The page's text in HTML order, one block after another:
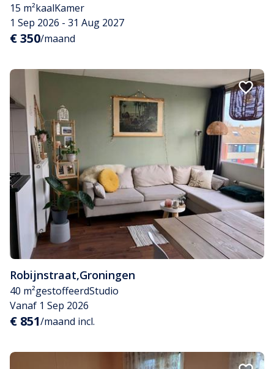
15 m²kaalKamer
1 Sep 2026 - 31 Aug 2027
€ 350/maand
Robijnstraat,Groningen
40 m²gestoffeerdStudio
Vanaf 1 Sep 2026
€ 851/maand incl.